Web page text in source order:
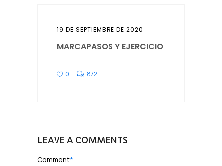
19 DE SEPTIEMBRE DE 2020
MARCAPASOS Y EJERCICIO
0 872
LEAVE A COMMENTS
Comment*